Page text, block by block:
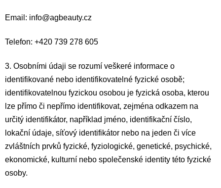
Email: info@agbeauty.cz
Telefon: +420 739 278 605
3. Osobními údaji se rozumí veškeré informace o
identifikované nebo identifikovatelné fyzické osobě;
identifikovatelnou fyzickou osobou je fyzická osoba, kterou
lze přímo či nepřímo identifikovat, zejména odkazem na
určitý identifikátor, například jméno, identifikační číslo,
lokační údaje, síťový identifikátor nebo na jeden či více
zvláštních prvků fyzické, fyziologické, genetické, psychické,
ekonomické, kulturní nebo společenské identity této fyzické
osoby.